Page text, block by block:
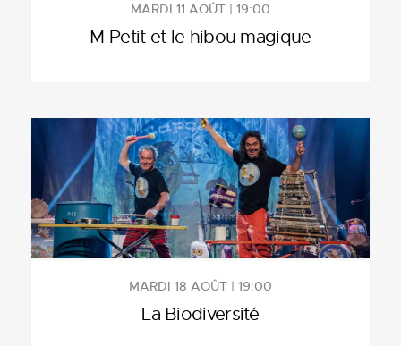
MARDI 11 AOÛT | 19:00
M Petit et le hibou magique
MARDI 18 AOÛT | 19:00
La Biodiversité